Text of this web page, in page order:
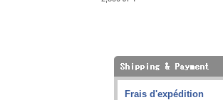
Frais d'expédition